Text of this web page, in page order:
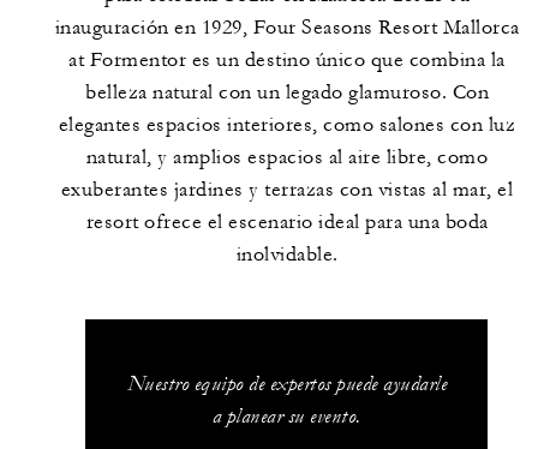
inauguración en 1929, Four Seasons Resort Mallorca
at Formentor es un destino único que combina la
belleza natural con un legado glamuroso. Con
elegantes espacios interiores, como salones con luz
natural, y amplios espacios al aire libre, como
exuberantes jardines y terrazas con vistas al mar, el
resort ofrece el escenario ideal para una boda
inolvidable.
Nuestro equipo de expertos puede ayudarle
a planear su evento.